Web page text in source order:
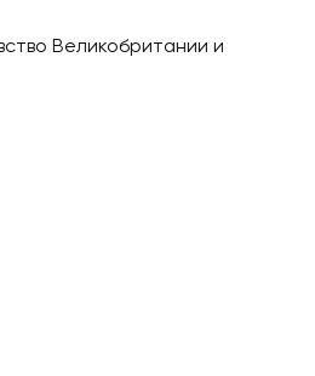
Великобритании и